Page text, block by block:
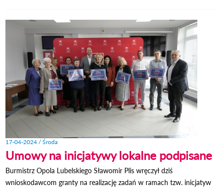
17-04-2024 / Środa
Umowy na inicjatywy lokalne podpisane
Burmistrz Opola Lubelskiego Sławomir Plis wręczył dziś
wnioskodawcom granty na realizację zadań w ramach tzw. inicjatyw